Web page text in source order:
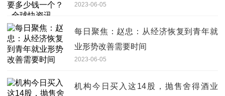
2023-06-05
每日聚焦：赵忠：从经济恢复到青年就
业形势改善需要时间
2023-06-05
机构今日买入这14股，抛售舍得酒业